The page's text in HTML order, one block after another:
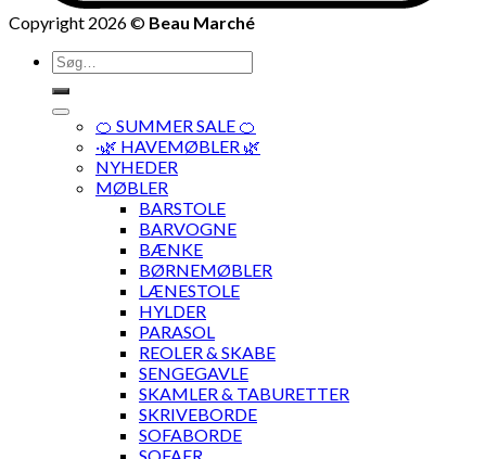
Copyright 2026 © Beau Marché
Søg
efter:
🍊 SUMMER SALE 🍊
·🌿 HAVEMØBLER 🌿
NYHEDER
MØBLER
BARSTOLE
BARVOGNE
BÆNKE
BØRNEMØBLER
LÆNESTOLE
HYLDER
PARASOL
REOLER & SKABE
SENGEGAVLE
SKAMLER & TABURETTER
SKRIVEBORDE
SOFABORDE